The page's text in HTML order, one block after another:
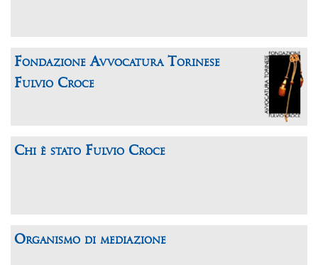
Fondazione Avvocatura Torinese
Fulvio Croce
Chi è stato Fulvio Croce
Organismo di mediazione